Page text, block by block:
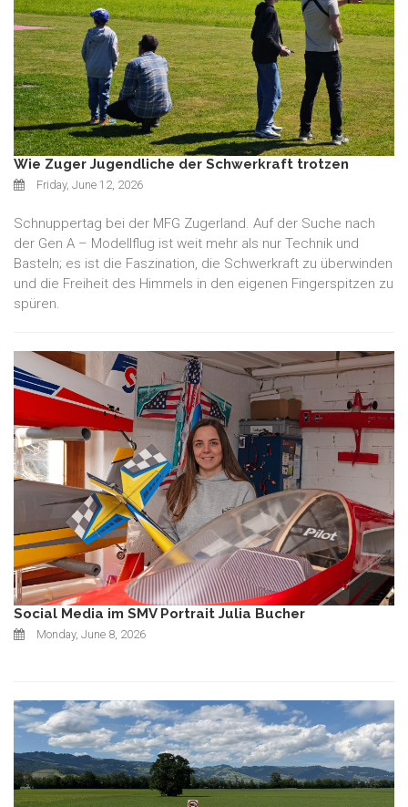
Wie Zuger Jugendliche der Schwerkraft trotzen
Friday, June 12, 2026
Schnuppertag bei der MFG Zugerland. Auf der Suche nach
der Gen A – Modellflug ist weit mehr als nur Technik und
Basteln; es ist die Faszination, die Schwerkraft zu überwinden
und die Freiheit des Himmels in den eigenen Fingerspitzen zu
spüren.
Social Media im SMV Portrait Julia Bucher
Monday, June 8, 2026